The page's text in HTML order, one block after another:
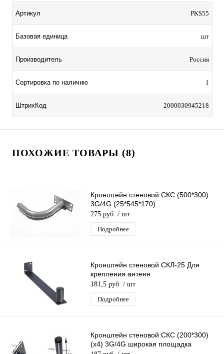
Артикул PKS55
Базовая единица шт
Производитель Россия
Сортировка по наличию 1
ШтрихКод 2000030945218
ПОХОЖИЕ ТОВАРЫ (8)
Кронштейн стеновой СКС (500*300)
3G/4G (25*545*170)
275 руб. / шт
Подробнее
Кронштейн стеновой СКЛ-25 Для
крепления антенн
181,5 руб. / шт
Подробнее
Кронштейн стеновой СКС (200*300)
(х4) 3G/4G широкая площадка